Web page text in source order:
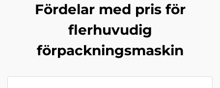
Fördelar med pris för
flerhuvudig
förpackningsmaskin